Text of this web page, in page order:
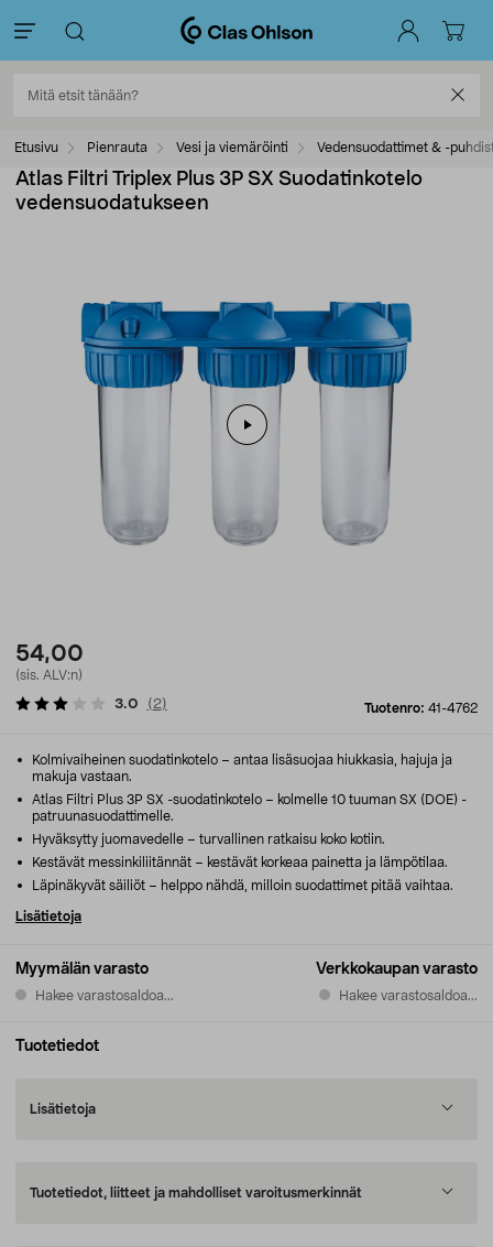
Etusivu Pienrauta Vesi ja viemäröinti Vedensuodattimet & -
Atlas Filtri Triplex Plus 3P SX Suodatinkotelo
vedensuodatukseen
54,00
(sis. ALV:n)
Tuotenro: 41-4762
3.0 ( 2)
Myymälän varasto
Hakee varastosaldoa...
Verkkokaupan varasto
Hakee varastosaldoa...
Kolmivaiheinen suodatinkotelo – antaa lisäsuojaa hiukkasia, hajuja ja
makuja vastaan.
Atlas Filtri Plus 3P SX -suodatinkotelo – kolmelle 10 tuuman SX (DOE) -
patruunasuodattimelle.
Hyväksytty juomavedelle – turvallinen ratkaisu koko kotiin.
Kestävät messinkiliitännät – kestävät korkeaa painetta ja lämpötilaa.
Läpinäkyvät säiliöt – helppo nähdä, milloin suodattimet pitää vaihtaa.
Lisätietoja
Tuotetiedot
Lisätietoja
Tuotetiedot, liitteet ja mahdolliset varoitusmerkinnät